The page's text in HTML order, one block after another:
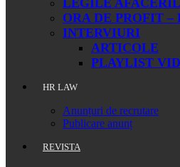
LEGILE
ORA DE PROFIT –
INTERVIURI
ARTICOLE
PLAYLIST
HR LAW
Anunțuri de recrutare
Publicare anunț
REVISTA